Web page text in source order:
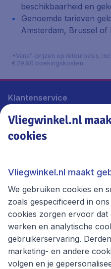
beschikbaarheid en
Genoemde tarieven
Amsterdam, Brussel of
*Vanaf-prijzen op retourbasis,
€ 29,90 boekingskosten.
Klantenservice
Vliegwinkel.nl
Thema's
Vliegwinkel.nl
cookies
Vliegwinkel.nl maakt
We gebruiken cookies en
zoals gespecificeerd in ons
cookies zorgen ervoor dat
werken en analytische
gebruikerservaring.
marketing- en andere
volgen en je